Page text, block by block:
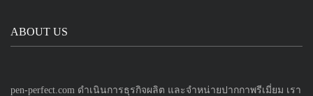
ABOUT US
pen-perfect.com ดำเนินการธุรกิจผลิต และจำหน่ายปากกาพรีเมี่ยม เรา